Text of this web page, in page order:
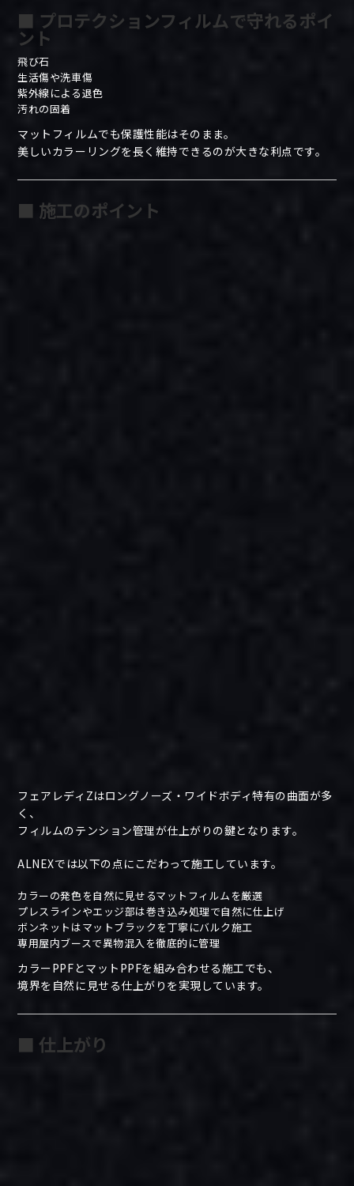
■ プロテクションフィルムで守れるポイ
ント
飛び石
生活傷や洗車傷
紫外線による退色
汚れの固着
マットフィルムでも保護性能はそのまま。
美しいカラーリングを長く維持できるのが大きな利点です。
■ 施工のポイント
フェアレディZはロングノーズ・ワイドボディ特有の曲面が多
く、
フィルムのテンション管理が仕上がりの鍵となります。
ALNEXでは以下の点にこだわって施工しています。
カラーの発色を自然に見せるマットフィルムを厳選
プレスラインやエッジ部は巻き込み処理で自然に仕上げ
ボンネットはマットブラックを丁寧にバルク施工
専用屋内ブースで異物混入を徹底的に管理
カラーPPFとマットPPFを組み合わせる施工でも、
境界を自然に見せる仕上がりを実現しています。
■ 仕上がり